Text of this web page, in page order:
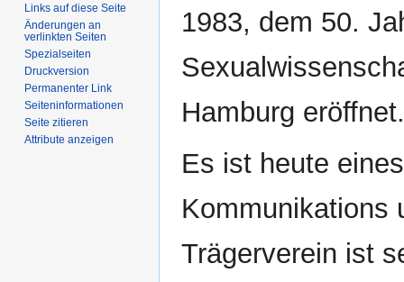
1983, dem 50.
Hamburg eröffnet.
Es ist heute
Kommunikations
Trägerverein ist
Links auf diese Seite
Änderungen an
verlinkten Seiten
Spezialseiten
Druckversion
Permanenter Link
Seiten­­informationen
Seite zitieren
Attribute anzeigen